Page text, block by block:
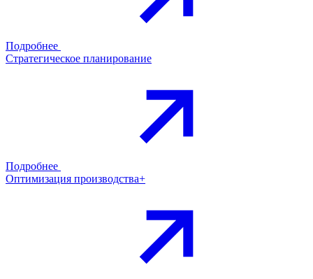
Подробнее
Стратегическое планирование
Подробнее
Оптимизация производства+